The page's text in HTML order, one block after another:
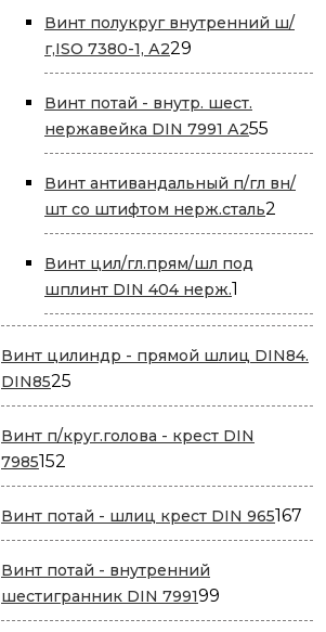
Винт полукруг внутренний ш/
г,ISO 7380-1, А229
товаров
Винт потай - внутр. шест.
нержавейка DIN 7991 А255
Винт антивандальный п/гл вн/
шт со штифтом нерж.сталь2
Винт цил/гл.прям/шл под
шплинт DIN 404 нерж.1
товар
Винт цилиндр - прямой шлиц DIN84.
DIN8525
товаров
Винт п/круг.голова - крест DIN
7985152
товара
Винт потай - шлиц крест DIN 965167
Винт потай - внутренний
шестигранник DIN 799199
товаров